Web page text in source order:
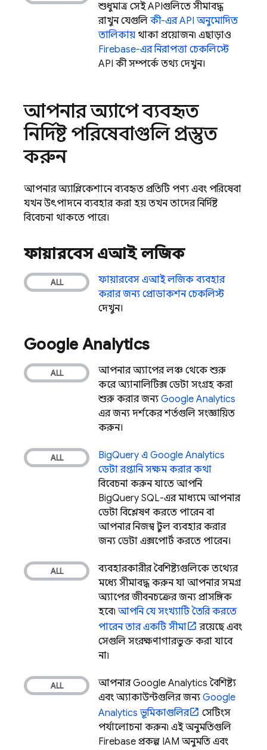
শুধুমাত্র সেই APIগুলিতে সীমাবদ্ধ
রাখুন যেগুলি কী-এর API অনুমোদিত
তালিকায় থাকা প্রয়োজন৷ এছাড়াও,
Firebase-এর নিরাপত্তা চেকলিস্টে
API কী সম্পর্কে তথ্য দেখুন।
আপনার অ্যাপে ব্যবহৃত
নির্দিষ্ট পরিষেবাগুলি প্রস্তুত
করুন
আপনার অ্যাপ্লিকেশানে ব্যবহৃত প্রতিটি পণ্য এবং পরিষেবা
যখন উৎপাদনে ব্যবহার করা হয় তখন তাদের নির্দিষ্ট
বিবেচনা থাকতে পারে।
ফায়ারবেস এআই লজিক
ফায়ারবেস এআই লজিকব্যবহার
করার জন্য প্রোডাকশন চেকলিস্ট
দেখুন।
Google Analytics
আপনার অ্যাপের লঞ্চ থেকে শুরু
করে অ্যানালিটিক্স ডেটা সংগ্রহ করা
শুরু করার জন্য Google Analytics
এর জন্য দর্শকের শর্তগুলি সংজ্ঞায়িত
করুন।
BigQuery এ Google Analytics
ডেটা রপ্তানি সক্ষম করার কথা
বিবেচনা করুন যাতে আপনি
BigQuery SQL-এর মাধ্যমে আপনার
ডেটা বিশ্লেষণ করতে পারেন বা
আপনার নিজস্ব টুল ব্যবহার করার
জন্য ডেটা এক্সপোর্ট করতে পারেন।
ব্যবহারকারীর বৈশিষ্ট্যগুলিকে তথ্যের
মধ্যে সীমাবদ্ধ করুন যা আপনার সমগ্র
অ্যাপের জীবনচক্রের জন্য প্রাসঙ্গিক
হবে৷ আপনি যে সংখ্যাটি তৈরি করতে
পারেন তার একটি সীমা
রয়েছে এবং
সেগুলি সংরক্ষণাগারভুক্ত করা যাবে
না৷
আপনারGoogle Analytics বৈশিষ্ট্য
এবং অ্যাকাউন্টগুলির জন্য Google
Analytics ভূমিকাগুলির
সেটিংস
পর্যালোচনা করুন৷ এই অনুমতিগুলি
Firebase প্রকল্প IAM অনুমতি এবং